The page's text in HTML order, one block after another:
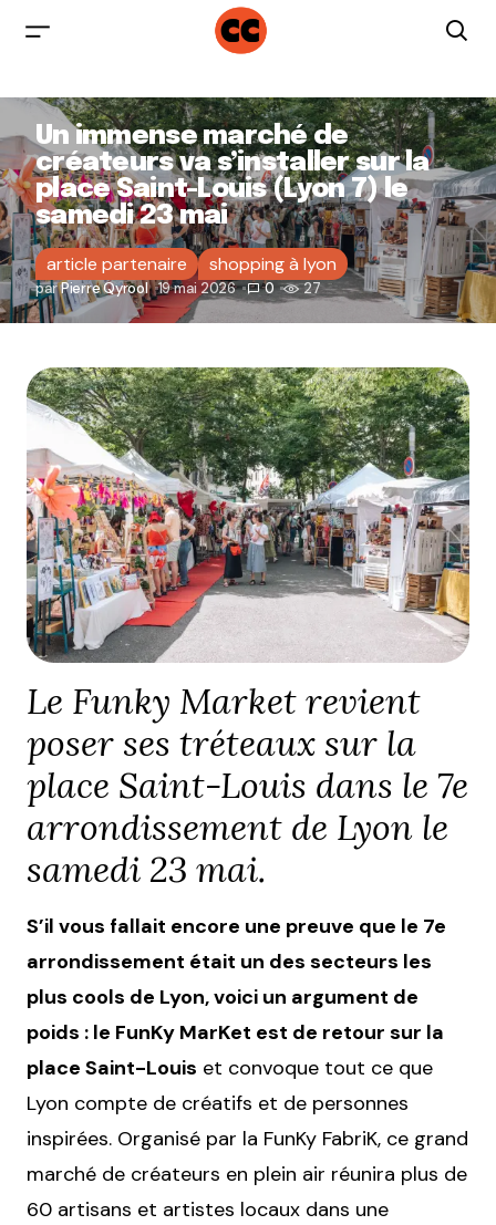
Un immense marché de
créateurs va s’installer sur la
place Saint-Louis (Lyon 7) le
samedi 23 mai
article partenaire shopping à lyon
parPierre Qyrool 19 mai 2026 0 27
Le Funky Market revient
poser ses tréteaux sur la
place Saint-Louis dans le 7e
arrondissement de Lyon le
samedi 23 mai.
S’il vous fallait encore une preuve que le 7e
arrondissement était un des secteurs les
plus cools de Lyon, voici un argument de
poids : le FunKy MarKet est de retour sur la
place Saint-Louis et convoque tout ce que
Lyon compte de créatifs et de personnes
inspirées. Organisé par la FunKy FabriK, ce grand
marché de créateurs en plein air réunira plus de
60 artisans et artistes locaux dans une